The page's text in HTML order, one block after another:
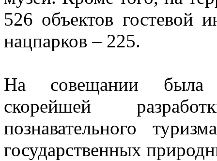
526 объектов гостевой
нацпарков – 225.
На совещании была
скорейшей
познавательного
государственных